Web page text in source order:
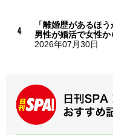
「離婚歴があるほ
男性が婚活で女性
2026年07月30日